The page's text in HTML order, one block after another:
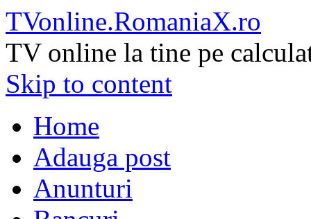
TVonline.RomaniaX.ro
TV online la tine pe
Skip to content
Home
Adauga post
Anunturi